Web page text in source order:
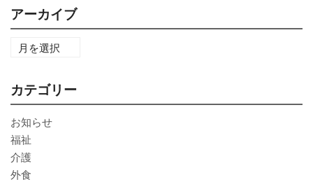
アーカイブ
カテゴリー
お知らせ
福祉
介護
外食